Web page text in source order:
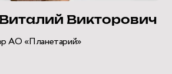
Викторович
АО «Планетарий»